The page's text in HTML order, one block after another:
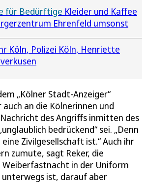
für Bedürftige Kleider und Kaffee
Ehrenfeld umsonst
Köln Polizei Köln Henriette
„Kölner Stadt-Anzeiger“
an die Kölnerinnen und
des Angriffs inmitten des
bedrückend“ sei. „Denn
Zivilgesellschaft ist.“ Auch ihr
zumute, sagt Reker, die
Weiberfastnacht in der Uniform
unterwegs ist, darauf aber